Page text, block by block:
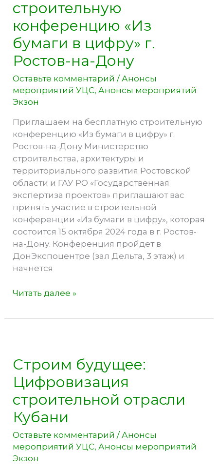
строительную
конференцию «Из
бумаги в цифру» г.
Ростов-на-Дону
Оставьте комментарий /Анонсы
мероприятий УЦС,Анонсы мероприятий
Экзон
Приглашаем на бесплатную строительную
конференцию «Из бумаги в цифру» г.
Ростов-на-Дону Министерство
строительства, архитектуры и
территориального развития Ростовской
области и ГАУ РО «Государственная
экспертиза проектов» приглашают вас
принять участие в строительной
конференции «Из бумаги в цифру», которая
состоится 15 октября 2024 года в г. Ростов-
на-Дону. Конференция пройдет в
ДонЭкспоцентре (зал Дельта, 3 этаж) и
начнется
Приглашаем
бесплатную
бумаги
в
цифру»
г.
Ростов-
на-
Дону
Читать далее »
Строим будущее:
Цифровизация
строительной отрасли
Кубани
Оставьте комментарий /Анонсы
мероприятий УЦС,Анонсы мероприятий
Экзон